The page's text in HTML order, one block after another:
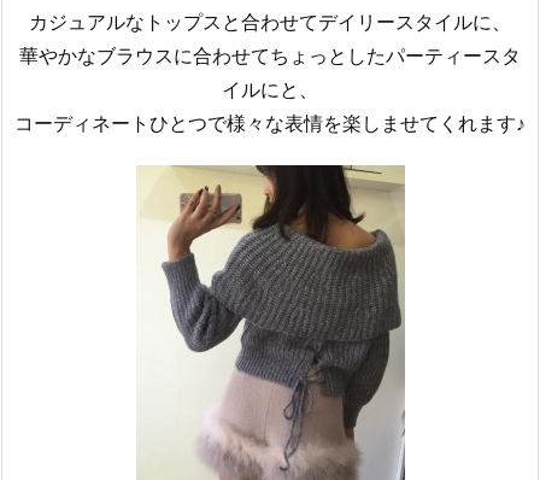
カジュアルなトップスと合わせてデイリースタイルに、
華やかなブラウスに合わせてちょっとしたパーティースタ
イルにと、
コーディネートひとつで様々な表情を楽しませてくれます♪